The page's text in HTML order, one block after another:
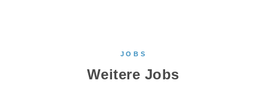
JOBS
Weitere Jobs